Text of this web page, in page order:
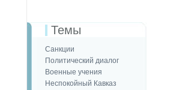
Темы
Санкции
Политический диалог
Военные учения
Неспокойный Кавказ